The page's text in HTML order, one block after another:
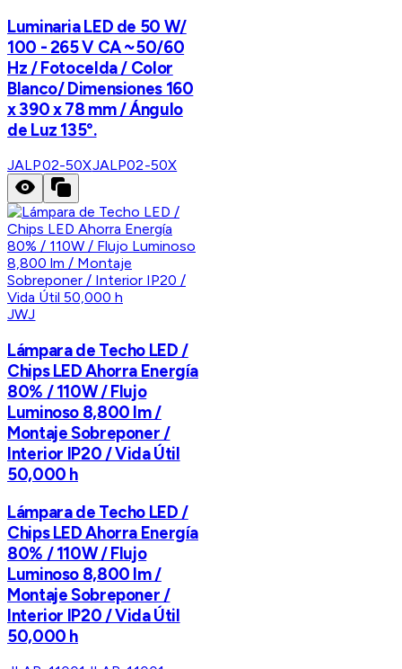
Luminaria LED de 50 W/
100 - 265 V CA ~50/60
Hz / Fotocelda / Color
Blanco/ Dimensiones 160
x 390 x 78 mm / Ángulo
de Luz 135°.
JALP02-50XJALP02-50X
JWJ
Lámpara de Techo LED /
Chips LED Ahorra Energía
80% / 110W / Flujo
Luminoso 8,800 lm /
Montaje Sobreponer /
Interior IP20 / Vida Útil
50,000 h
Lámpara de Techo LED /
Chips LED Ahorra Energía
80% / 110W / Flujo
Luminoso 8,800 lm /
Montaje Sobreponer /
Interior IP20 / Vida Útil
50,000 h